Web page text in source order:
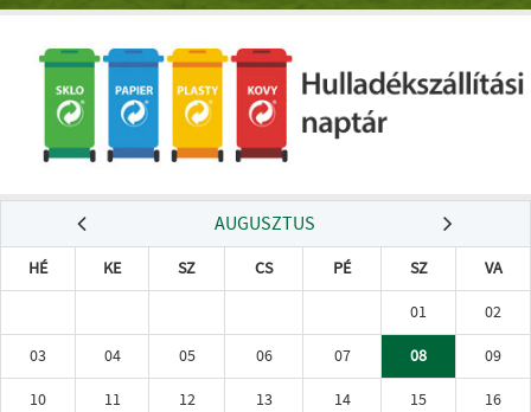
AUGUSZTUS
HÉ KE SZ CS PÉ SZ
VA
01
02
03
04 05 06 07 08
09
10
11 12 13 14 15
16